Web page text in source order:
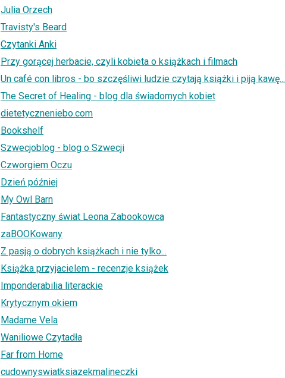
Julia Orzech
Travisty's Beard
Czytanki Anki
Przy gorącej herbacie, czyli kobieta o książkach i filmach
Un café con libros - bo szczęśliwi ludzie czytają książki i piją kawę...
The Secret of Healing - blog dla świadomych kobiet
dietetyczneniebo.com
Bookshelf
Szwecjoblog - blog o Szwecji
Czworgiem Oczu
Dzień później
My Owl Barn
Fantastyczny świat Leona Zabookowca
zaBOOKowany
Z pasją o dobrych książkach i nie tylko...
Książka przyjacielem - recenzje książek
Imponderabilia literackie
Krytycznym okiem
Madame Vela
Waniliowe Czytadła
Far from Home
cudownyswiatksiazekmalineczki